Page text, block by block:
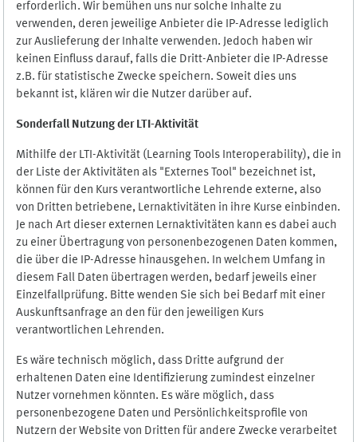
erforderlich. Wir bemühen uns nur solche Inhalte zu
verwenden, deren jeweilige Anbieter die IP-Adresse lediglich
zur Auslieferung der Inhalte verwenden. Jedoch haben wir
keinen Einfluss darauf, falls die Dritt-Anbieter die IP-Adresse
z.B. für statistische Zwecke speichern. Soweit dies uns
bekannt ist, klären wir die Nutzer darüber auf.
Sonderfall Nutzung der LTI-Aktivität
Mithilfe der LTI-Aktivität (Learning Tools Interoperability), die in
der Liste der Aktivitäten als "Externes Tool" bezeichnet ist,
können für den Kurs verantwortliche Lehrende externe, also
von Dritten betriebene, Lernaktivitäten in ihre Kurse einbinden.
Je nach Art dieser externen Lernaktivitäten kann es dabei auch
zu einer Übertragung von personenbezogenen Daten kommen,
die über die IP-Adresse hinausgehen. In welchem Umfang in
diesem Fall Daten übertragen werden, bedarf jeweils einer
Einzelfallprüfung. Bitte wenden Sie sich bei Bedarf mit einer
Auskunftsanfrage an den für den jeweiligen Kurs
verantwortlichen Lehrenden.
Es wäre technisch möglich, dass Dritte aufgrund der
erhaltenen Daten eine Identifizierung zumindest einzelner
Nutzer vornehmen könnten. Es wäre möglich, dass
personenbezogene Daten und Persönlichkeitsprofile von
Nutzern der Website von Dritten für andere Zwecke verarbeitet